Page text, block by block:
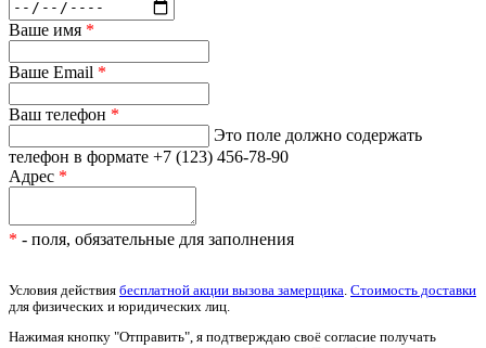
Ваше имя *
Ваше Email *
Ваш телефон *
Это поле должно содержать
телефон в формате +7 (123) 456-78-90
Адрес *
* - поля, обязательные для заполнения
Условия действия бесплатной акции вызова замерщика Стоимость доставки
для физических и юридических лиц.
Нажимая кнопку "Отправить", я подтверждаю своё согласие получать